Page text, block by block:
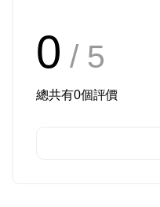
0 / 5
總共有0個評價